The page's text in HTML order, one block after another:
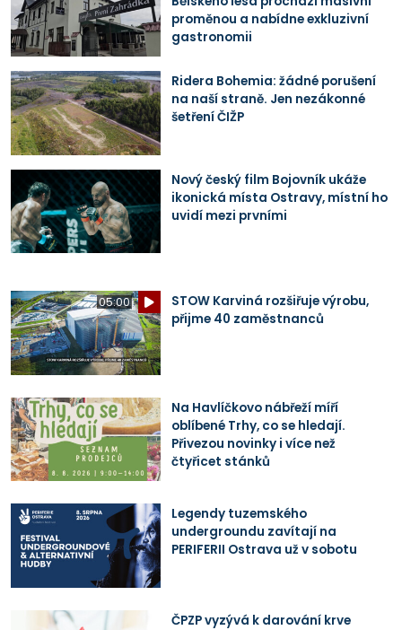
proměnou a nabídne exkluzivní
gastronomii
Ridera Bohemia: žádné porušení
na naší straně. Jen nezákonné
šetření ČIŽP
Nový český film Bojovník ukáže
ikonická místa Ostravy, místní ho
uvidí mezi prvními
05:00
STOW Karviná rozšiřuje výrobu,
přijme 40 zaměstnanců
Na Havlíčkovo nábřeží míří
oblíbené Trhy, co se hledají.
Přivezou novinky i více než
čtyřicet stánků
Legendy tuzemského
undergroundu zavítají na
PERIFERII Ostrava už v sobotu
ČPZP vyzývá k darování krve